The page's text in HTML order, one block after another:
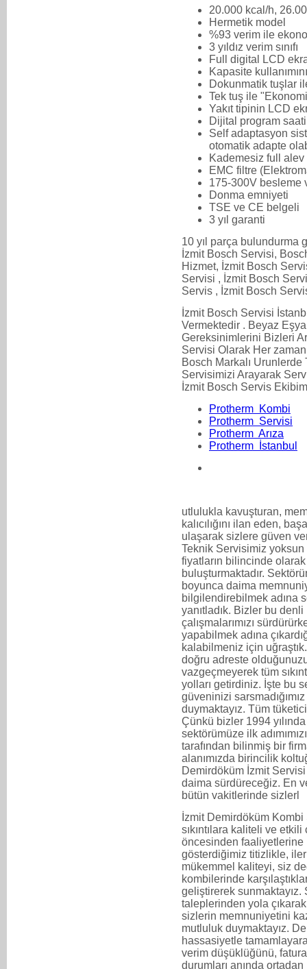
20.000 kcal/h,
Hermetik model
%93 verim ile
3 yıldız verim sınıfı
Full digital LCD
Kapasite
Dokunmatik tuşlar
Tek tuş ile
Yakıt tipinin LCD
Dijital program
Self adaptasyon
otomatik adapte
Kademesiz full
EMC filtre
175-300V besleme
Donma emniyeti
TSE ve CE belgeli
3 yıl garanti
10 yıl parça bulundurma
İzmit Bosch Servisi,
Hizmet, İzmit Bosch
Servisi , İzmit Bosch
Servis , İzmit Bosch
İzmit Bosch Servisi
Vermektedir . Beyaz
Gereksinimlerini Bizleri
Servisi Olarak Her zaman
Bosch Markalı
Servisimizi Arayarak
İzmit Bosch Servis
Protherm Kombi
Protherm Servisi
Protherm Arıza
Protherm İstanbul
utlulukla kavuşturan,
kalıcılığını ilan eden,
ulaşarak sizlere güven
Teknik Servisimiz
fiyatların bilincinde
buluşturmaktadır.
boyunca daima
bilgilendirebilmek adına
yanıtladık. Bizler bu
çalışmalarımızı
yapabilmek adına
kalabilmeniz için
doğru adreste
vazgeçmeyerek tüm
yolları getirdiniz. İşte bu
güveninizi
duymaktayız. Tüm
Çünkü bizler 1994
sektörümüze ilk
tarafından bilinmiş bir
alanımızda birincilik
Demirdöküm İzmit
daima sürdüreceğiz. En
bütün vakitlerinde sizlerl
İzmit Demirdöküm Kombi
sıkıntılara kaliteli ve
öncesinden faaliyetlerine
gösterdiğimiz titizlikle,
mükemmel kaliteyi, siz
kombilerinde
geliştirerek
taleplerinden yola çıkarak
sizlerin memnuniyetini
mutluluk duymaktayız.
hassasiyetle
verim düşüklüğünü,
durumları anında